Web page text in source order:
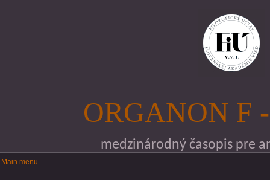
ORGANON F
medzinárodný časopis pre
Main menu
Main menu